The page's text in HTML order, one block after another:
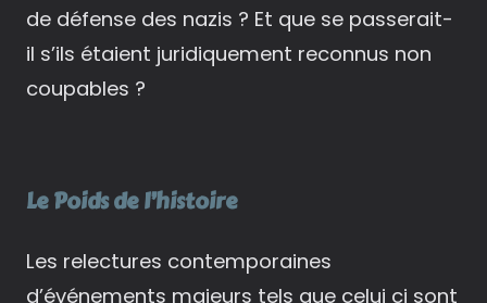
de défense des nazis ? Et que se passerait-
il s’ils étaient juridiquement reconnus non
coupables ?
Le Poids de l’histoire
Les relectures contemporaines
d’événements majeurs tels que celui ci sont